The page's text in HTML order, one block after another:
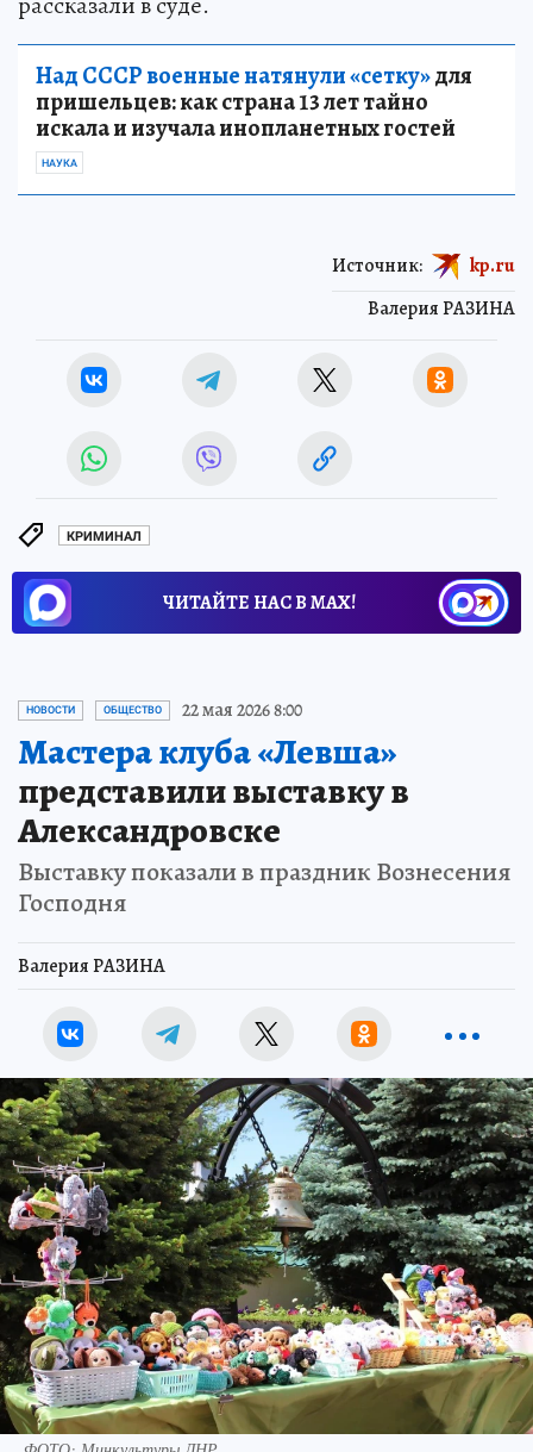
Над СССР военные натянули «сетку»для
пришельцев: как страна 13 лет тайно
искала и изучала инопланетных гостей
НАУКА
Валерия РАЗИНА
Источник: kp.ru
КРИМИНАЛ
ЧИТАЙТЕ НАС В МАХ!
НОВОСТИ ОБЩЕСТВО 22 мая 2026 8:00
Мастера клуба «Левша»
представили выставку в
Александровске
Выставку показали в праздник Вознесения
Господня
Валерия РАЗИНА